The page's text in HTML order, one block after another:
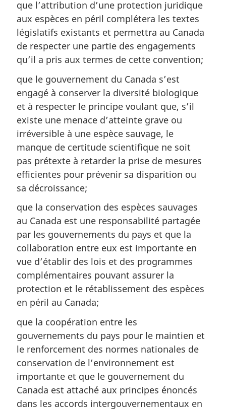
que l’attribution d’une protection juridique
aux espèces en péril complétera les textes
législatifs existants et permettra au Canada
de respecter une partie des engagements
qu’il a pris aux termes de cette convention;
que le gouvernement du Canada s’est
engagé à conserver la diversité biologique
et à respecter le principe voulant que, s’il
existe une menace d’atteinte grave ou
irréversible à une espèce sauvage, le
manque de certitude scientifique ne soit
pas prétexte à retarder la prise de mesures
efficientes pour prévenir sa disparition ou
sa décroissance;
que la conservation des espèces sauvages
au Canada est une responsabilité partagée
par les gouvernements du pays et que la
collaboration entre eux est importante en
vue d’établir des lois et des programmes
complémentaires pouvant assurer la
protection et le rétablissement des espèces
en péril au Canada;
que la coopération entre les
gouvernements du pays pour le maintien et
le renforcement des normes nationales de
conservation de l’environnement est
importante et que le gouvernement du
Canada est attaché aux principes énoncés
dans les accords intergouvernementaux en